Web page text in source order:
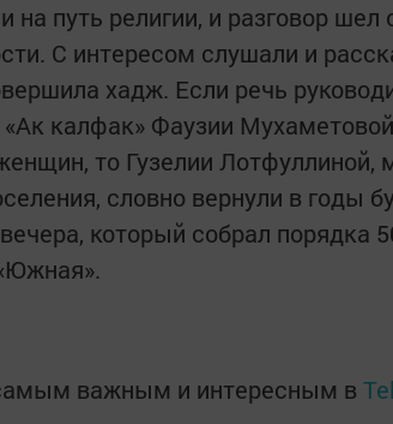
на путь религии, и разговор шел
С интересом слушали и
хадж. Если речь
«Ак калфак» Фаузии
то Гузелии Лотфуллиной,
словно вернули в годы
который собрал порядка
важным и интересным в